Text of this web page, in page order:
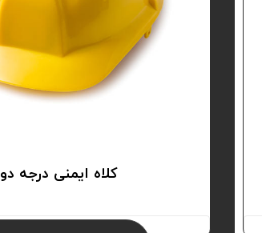
کلاه ایمنی درجه دو